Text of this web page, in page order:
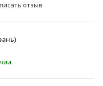
отзыв